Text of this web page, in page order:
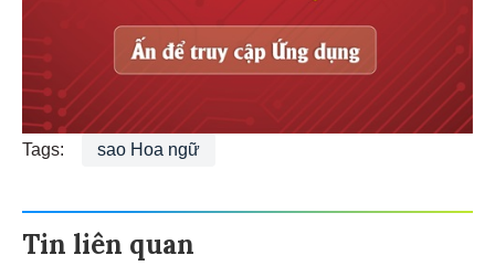
Tags: sao Hoa ngữ
Tin liên quan